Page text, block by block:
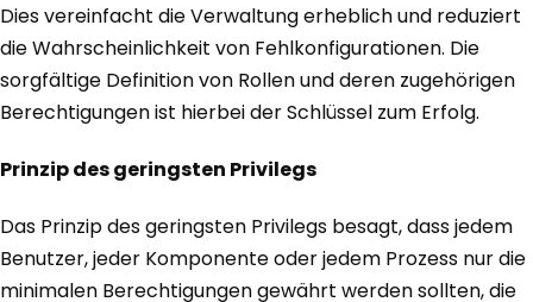
Dies vereinfacht die Verwaltung erheblich und reduziert
die Wahrscheinlichkeit von Fehlkonfigurationen. Die
sorgfältige Definition von Rollen und deren zugehörigen
Berechtigungen ist hierbei der Schlüssel zum Erfolg.
Prinzip des geringsten Privilegs
Das Prinzip des geringsten Privilegs besagt, dass jedem
Benutzer, jeder Komponente oder jedem Prozess nur die
minimalen Berechtigungen gewährt werden sollten, die